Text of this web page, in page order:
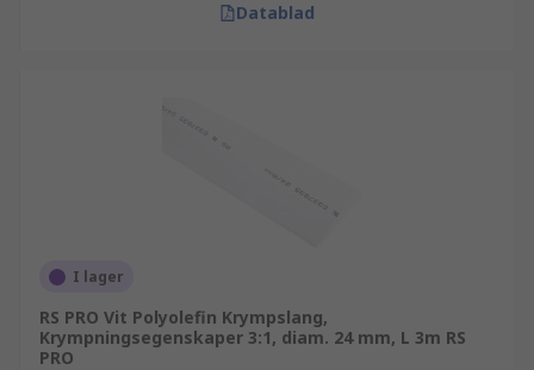
Datablad
I lager
RS PRO Vit Polyolefin Krympslang,
Krympningsegenskaper 3:1, diam. 24 mm, L 3m RS
PRO